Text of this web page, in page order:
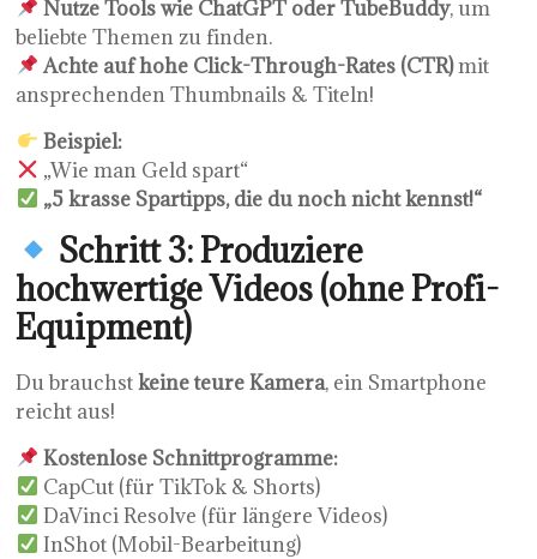
Nutze Tools wie ChatGPT oder TubeBuddy, um
beliebte Themen zu finden.
Achte auf hohe Click-Through-Rates (CTR)mit
ansprechenden Thumbnails & Titeln!
Beispiel:
„Wie man Geld spart“
„5 krasse Spartipps, die du noch nicht kennst!“
Schritt 3: Produziere
hochwertige Videos (ohne Profi-
Equipment)
Du brauchstkeine teure Kamera, ein Smartphone
reicht aus!
Kostenlose Schnittprogramme:
CapCut (für TikTok & Shorts)
DaVinci Resolve (für längere Videos)
InShot (Mobil-Bearbeitung)